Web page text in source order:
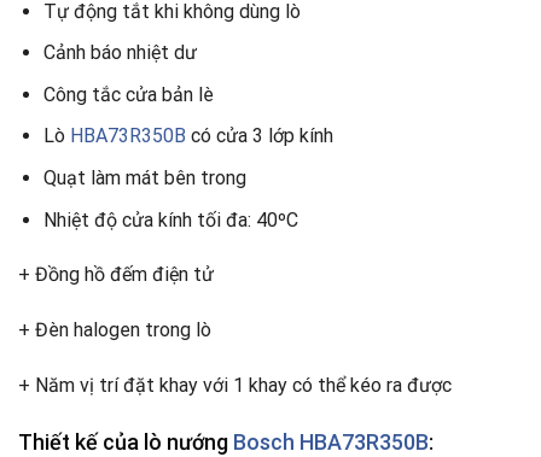
Tự động tắt khi không dùng lò
Cảnh báo nhiệt dư
Công tắc cửa bản lè
Lò HBA73R350B có cửa 3 lớp kính
Quạt làm mát bên trong
Nhiệt độ cửa kính tối đa: 40ºC
+ Đồng hồ đếm điện tử
+ Đèn halogen trong lò
+ Năm vị trí đặt khay với 1 khay có thể kéo ra được
Thiết kế của lò nướng Bosch HBA73R350B: